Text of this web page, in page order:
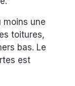
moins une
toitures,
bas. Le
est